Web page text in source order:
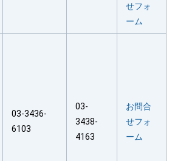
せフォ
ーム
03-3436-
6103
03-
3438-
4163
お問合
せフォ
ーム